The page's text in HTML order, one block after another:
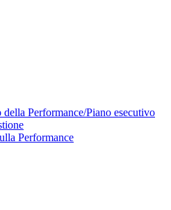
della Performance/Piano esecutivo
Performance